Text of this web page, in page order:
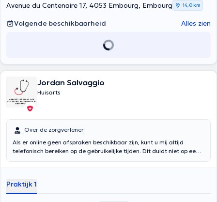
Avenue du Centenaire 17, 4053 Embourg, Embourg
14,0 km
Volgende beschikbaarheid Alles zien
Jordan Salvaggio
Huisarts
Over de zorgverlener
Als er online geen afspraken beschikbaar zijn, kunt u mij altijd
telefonisch bereiken op de gebruikelijke tijden. Dit duidt niet op een
een COVID-test wilt laten doen, maak dan geen afspraak online.
VOORDAT U naar de praktijk komt. Dank u voor uw begrip.
Praktijk 1